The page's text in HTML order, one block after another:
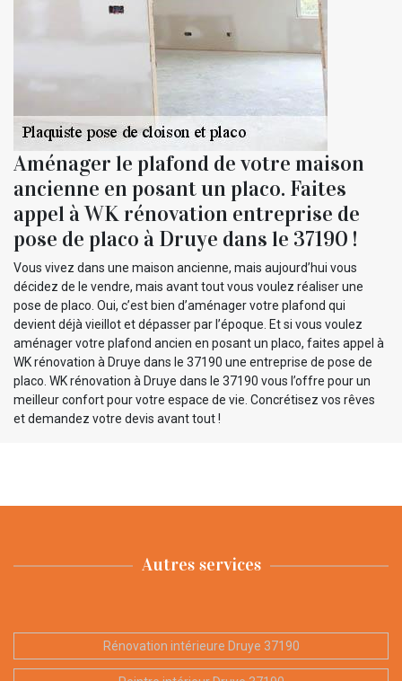
Aménager le plafond de votre maison
ancienne en posant un placo. Faites
appel à WK rénovation entreprise de
pose de placo à Druye dans le 37190 !
Vous vivez dans une maison ancienne, mais aujourd’hui vous
décidez de le vendre, mais avant tout vous voulez réaliser une
pose de placo. Oui, c’est bien d’aménager votre plafond qui
devient déjà vieillot et dépasser par l’époque. Et si vous voulez
aménager votre plafond ancien en posant un placo, faites appel à
WK rénovation à Druye dans le 37190 une entreprise de pose de
placo. WK rénovation à Druye dans le 37190 vous l’offre pour un
meilleur confort pour votre espace de vie. Concrétisez vos rêves
et demandez votre devis avant tout !
Autres services
Rénovation intérieure Druye 37190